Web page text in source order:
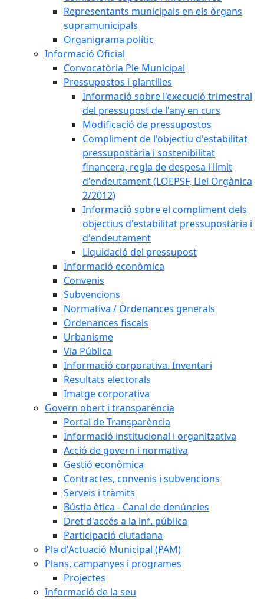
Representants municipals en els òrgans
supramunicipals
Organigrama polític
Informació Oficial
Convocatòria Ple Municipal
Pressupostos i plantilles
Informació sobre l'execució trimestral
del pressupost de l'any en curs
Modificació de pressupostos
Compliment de l'objectiu d'estabilitat
pressupostària i sostenibilitat
financera, regla de despesa i límit
d'endeutament (LOEPSF, Llei Orgànica
2/2012)
Informació sobre el compliment dels
objectius d'estabilitat pressupostària i
d'endeutament
Liquidació del pressupost
Informació econòmica
Convenis
Subvencions
Normativa / Ordenances generals
Ordenances fiscals
Urbanisme
Via Pública
Informació corporativa. Inventari
Resultats electorals
Imatge corporativa
Govern obert i transparència
Portal de Transparència
Informació institucional i organitzativa
Acció de govern i normativa
Gestió econòmica
Contractes, convenis i subvencions
Serveis i tràmits
Bústia ètica - Canal de denúncies
Dret d'accés a la inf. pública
Participació ciutadana
Pla d'Actuació Municipal (PAM)
Plans, campanyes i programes
Projectes
Informació de la seu